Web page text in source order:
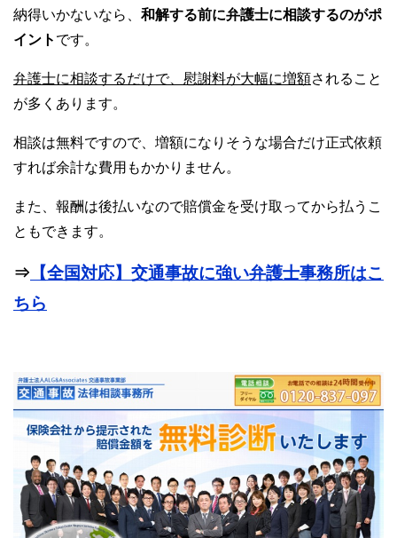
納得いかないなら、 和解する前に弁護士に相談するのがポ
イント です。
弁護士に相談するだけで、慰謝料が大幅に増額されること
が多くあります。
相談は無料ですので、増額になりそうな場合だけ正式依頼
すれば余計な費用もかかりません。
また、報酬は後払いなので賠償金を受け取ってから払うこ
ともできます。
⇒ 【全国対応】交通事故に強い弁護士事務所はこ
ちら